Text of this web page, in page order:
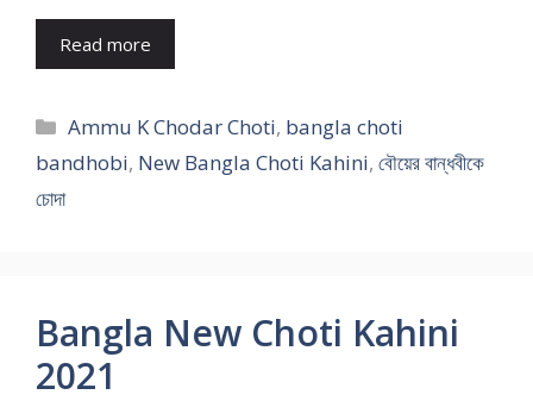
Read more
Categories
Ammu K Chodar Choti, bangla choti
bandhobi, New Bangla Choti Kahini, বৌয়ের বান্ধবীকে
চোদা
Bangla New Choti Kahini
2021